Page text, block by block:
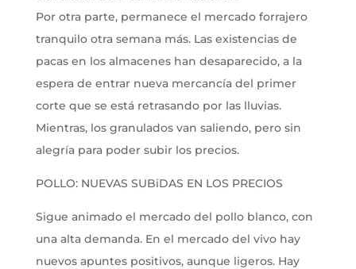
Por otra parte, permanece el mercado forrajero
tranquilo otra semana más. Las existencias de
pacas en los almacenes han desaparecido, a la
espera de entrar nueva mercancía del primer
corte que se está retrasando por las lluvias.
Mientras, los granulados van saliendo, pero sin
alegría para poder subir los precios.
POLLO: NUEVAS SUBiDAS EN LOS PRECIOS
Sigue animado el mercado del pollo blanco, con
una alta demanda. En el mercado del vivo hay
nuevos apuntes positivos, aunque ligeros. Hay